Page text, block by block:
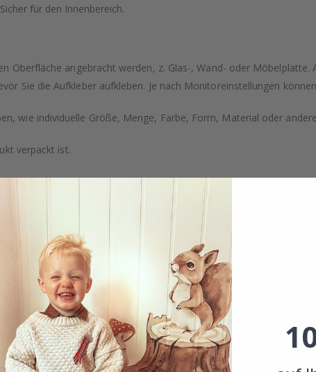
für den Innenbereich.
Oberfläche angebracht werden, z. Glas-, Wand- oder
Sie die Aufkleber aufkleben. Je nach Monitoreinstellungen
wie individuelle Größe, Menge, Farbe, Form, Material oder
verpackt ist.